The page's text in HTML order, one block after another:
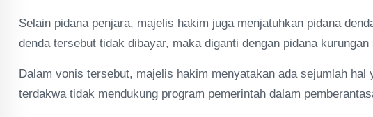
Selain pidana penjara, majelis hakim juga menjatuhkan pidana
denda tersebut tidak dibayar, maka diganti dengan pidana
Dalam vonis tersebut, majelis hakim menyatakan ada sejumlah hal
terdakwa tidak mendukung program pemerintah dalam